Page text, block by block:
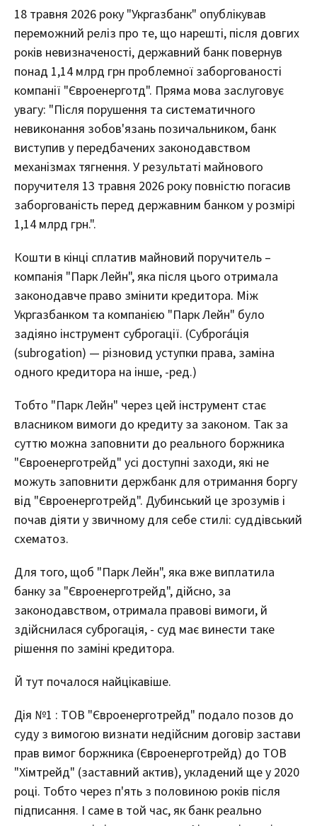
18 травня 2026 року "Укргазбанк" опублікував
переможний реліз про те, що нарешті, після довгих
років невизначеності, державний банк повернув
понад 1,14 млрд грн проблемної заборгованості
компанії "Євроенерготд". Пряма мова заслуговує
увагу: "Після порушення та систематичного
невиконання зобов'язань позичальником, банк
виступив у передбачених законодавством
механізмах тягнення. У результаті майнового
поручителя 13 травня 2026 року повністю погасив
заборгованість перед державним банком у розмірі
1,14 млрд грн.".
Кошти в кінці сплатив майновий поручитель –
компанія "Парк Лейн", яка після цього отримала
законодавче право змінити кредитора. Між
Укргазбанком та компанією "Парк Лейн" було
задіяно інструмент суброгації. (Суброга́ція
(subrogation) — різновид уступки права, заміна
одного кредитора на інше, -ред.)
Тобто "Парк Лейн" через цей інструмент стає
власником вимоги до кредиту за законом. Так за
суттю можна заповнити до реального боржника
"Євроенерготрейд" усі доступні заходи, які не
можуть заповнити держбанк для отримання боргу
від "Євроенерготрейд". Дубинський це зрозумів і
почав діяти у звичному для себе стилі: суддівський
схематоз.
Для того, щоб "Парк Лейн", яка вже виплатила
банку за "Євроенерготрейд", дійсно, за
законодавством, отримала правові вимоги, й
здійснилася суброгація, - суд має винести таке
рішення по заміні кредитора.
Й тут почалося найцікавіше.
Дія №1 : ТОВ "Євроенерготрейд" подало позов до
суду з вимогою визнати недійсним договір застави
прав вимог боржника (Євроенерготрейд) до ТОВ
"Хімтрейд" (заставний актив), укладений ще у 2020
році. Тобто через п'ять з половиною років після
підписання. І саме в той час, як банк реально